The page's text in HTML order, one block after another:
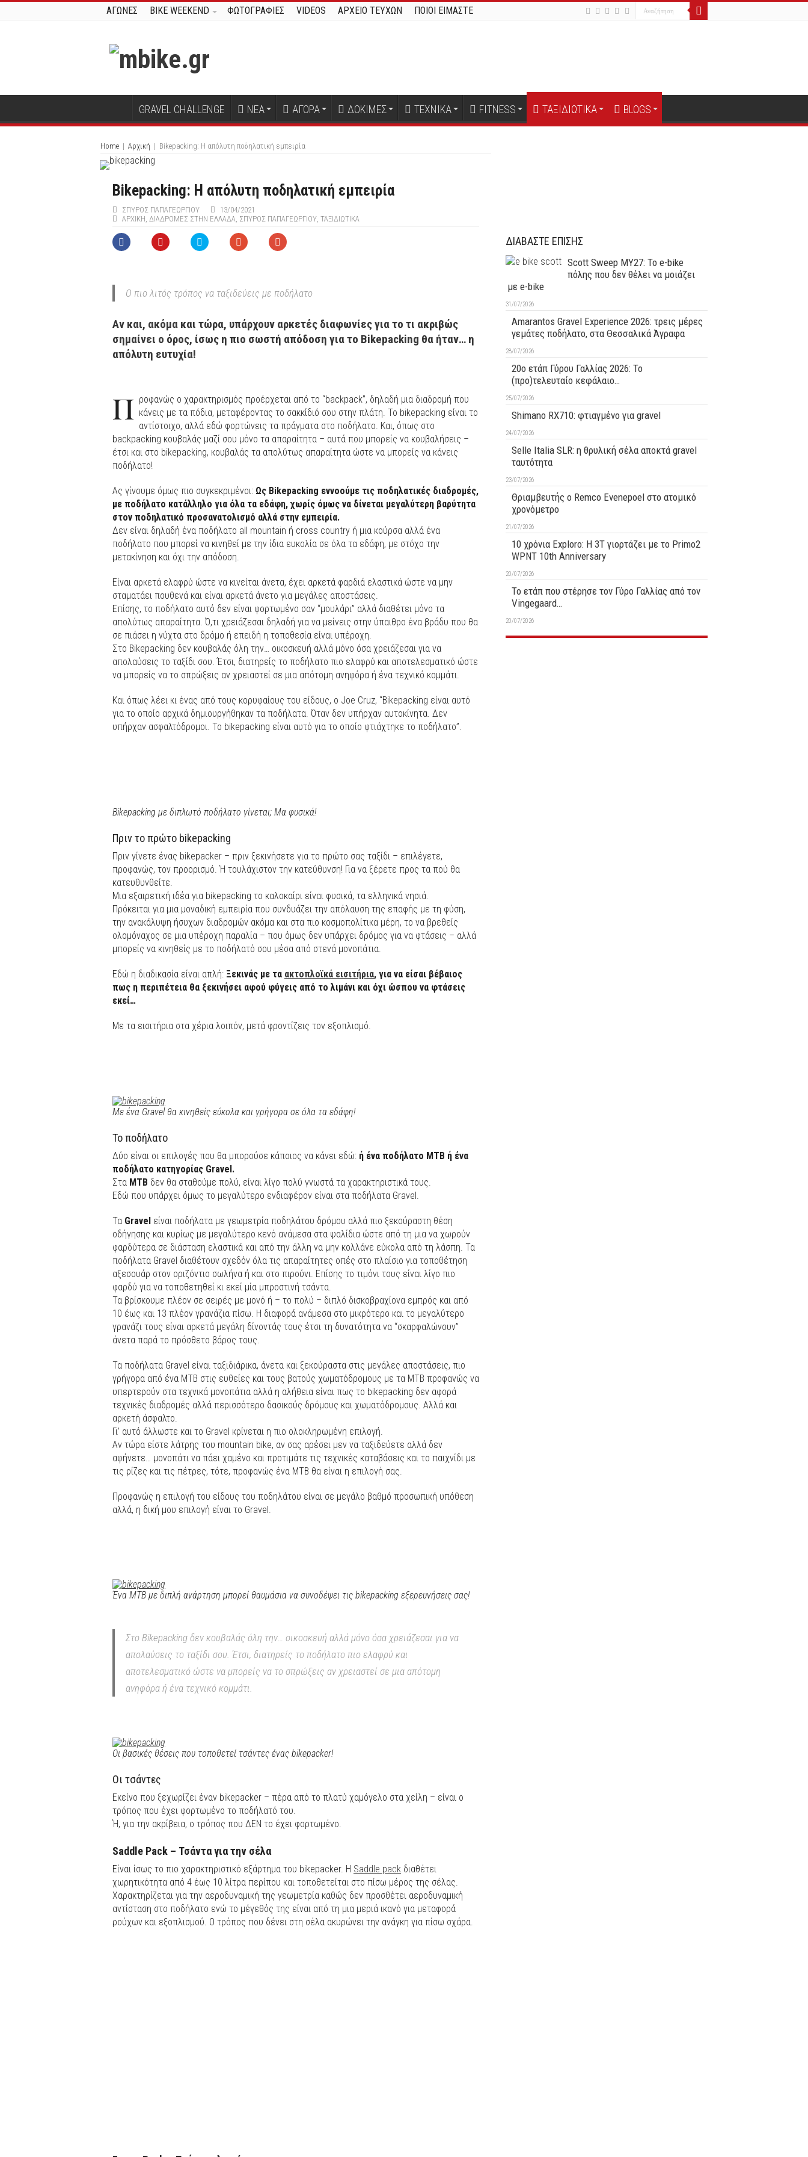
ΑΓΩΝΕΣ BIKE WEEKEND ΦΩΤΟΓΡΑΦΙΕΣ VIDEOS ΑΡΧΕΙΟ ΤΕΥΧΩΝ ΠΟΙΟΙ ΕΙΜΑΣΤΕ
GRAVEL CHALLENGE ΝΕΑ ΑΓΟΡΑ ΔΟΚΙΜΕΣ ΤΕΧΝΙΚΑ FITNESS ΤΑΞΙΔΙΩΤΙΚΑ BLOGS
Home | Αρχική | Bikepacking: H απόλυτη ποδηλατική εμπειρία
Bikepacking: H απόλυτη ποδηλατική εμπειρία
ΣΠΎΡΟΣ ΠΑΠΑΓΕΩΡΓΊΟΥ
13/04/2021
ΑΡΧΙΚΉ ΔΙΑΔΡΟΜΕΣ ΣΤΗΝ ΕΛΛΑΔΑ ΣΠΎΡΟΣ ΠΑΠΑΓΕΩΡΓΊΟΥ ΤΑΞΙΔΙΩΤΙΚΑ
Ο πιο λιτός τρόπος να ταξιδεύεις με ποδήλατο
Αν και, ακόμα και τώρα, υπάρχουν αρκετές διαφωνίες για το τι ακριβώς
σημαίνει ο όρος, ίσως η πιο σωστή απόδοση για το Bikepacking θα ήταν… η
απόλυτη ευτυχία!
Π ροφανώς ο χαρακτηρισμός προέρχεται από το “backpack”, δηλαδή μια διαδρομή που
κάνεις με τα πόδια, μεταφέροντας το σακκίδιό σου στην πλάτη. Το bikepacking είναι το
αντίστοιχο, αλλά εδώ φορτώνεις τα πράγματα στο ποδήλατο. Και, όπως στο
backpacking κουβαλάς μαζί σου μόνο τα απαραίτητα – αυτά που μπορείς να κουβαλήσεις –
έτσι και στο bikepacking, κουβαλάς τα απολύτως απαραίτητα ώστε να μπορείς να κάνεις
ποδήλατο!
Ας γίνουμε όμως πιο συγκεκριμένοι: Ως Bikepacking εννοούμε τις ποδηλατικές διαδρομές,
με ποδήλατο κατάλληλο για όλα τα εδάφη, χωρίς όμως να δίνεται μεγαλύτερη βαρύτητα
στον ποδηλατικό προσανατολισμό αλλά στην εμπειρία.
Δεν είναι δηλαδή ένα ποδήλατο all mountain ή cross country ή μια κούρσα αλλά ένα
ποδήλατο που μπορεί να κινηθεί με την ίδια ευκολία σε όλα τα εδάφη, με στόχο την
μετακίνηση και όχι την απόδοση.
Είναι αρκετά ελαφρύ ώστε να κινείται άνετα, έχει αρκετά φαρδιά ελαστικά ώστε να μην
σταματάει πουθενά και είναι αρκετά άνετο για μεγάλες αποστάσεις.
Επίσης, το ποδήλατο αυτό δεν είναι φορτωμένο σαν “μουλάρι” αλλά διαθέτει μόνο τα
απολύτως απαραίτητα. Ό,τι χρειάζεσαι δηλαδή για να μείνεις στην ύπαιθρο ένα βράδυ που θα
σε πιάσει η νύχτα στο δρόμο ή επειδή η τοποθεσία είναι υπέροχη.
Στο Bikepacking δεν κουβαλάς όλη την… οικοσκευή αλλά μόνο όσα χρειάζεσαι για να
απολαύσεις το ταξίδι σου. Έτσι, διατηρείς το ποδήλατο πιο ελαφρύ και αποτελεσματικό ώστε
να μπορείς να το σπρώξεις αν χρειαστεί σε μια απότομη ανηφόρα ή ένα τεχνικό κομμάτι.
Και όπως λέει κι ένας από τους κορυφαίους του είδους, ο Joe Cruz, “Bikepacking είναι αυτό
για το οποίο αρχικά δημιουργήθηκαν τα ποδήλατα. Όταν δεν υπήρχαν αυτοκίνητα. Δεν
υπήρχαν ασφαλτόδρομοι. Το bikepacking είναι αυτό για το οποίο φτιάχτηκε το ποδήλατο”.
Bikepacking με διπλωτό ποδήλατο γίνεται; Μα φυσικά!
Πριν το πρώτο bikepacking
Πριν γίνετε ένας bikepacker – πριν ξεκινήσετε για το πρώτο σας ταξίδι – επιλέγετε,
προφανώς, τον προορισμό. Ή τουλάχιστον την κατεύθυνση! Για να ξέρετε προς τα πού θα
κατευθυνθείτε.
Μια εξαιρετική ιδέα για bikepacking το καλοκαίρι είναι φυσικά, τα ελληνικά νησιά.
Πρόκειται για μια μοναδική εμπειρία που συνδυάζει την απόλαυση της επαφής με τη φύση,
την ανακάλυψη ήσυχων διαδρομών ακόμα και στα πιο κοσμοπολίτικα μέρη, το να βρεθείς
ολομόναχος σε μια υπέροχη παραλία – που όμως δεν υπάρχει δρόμος για να φτάσεις – αλλά
μπορείς να κινηθείς με το ποδήλατό σου μέσα από στενά μονοπάτια.
Εδώ η διαδικασία είναι απλή: Ξεκινάς με τα ακτοπλοϊκά εισιτήρια, για να είσαι βέβαιος
πως η περιπέτεια θα ξεκινήσει αφού φύγεις από το λιμάνι και όχι ώσπου να φτάσεις
εκεί…
Με τα εισιτήρια στα χέρια λοιπόν, μετά φροντίζεις τον εξοπλισμό.
Με ένα Gravel θα κινηθείς εύκολα και γρήγορα σε όλα τα εδάφη!
Το ποδήλατο
Δύο είναι οι επιλογές που θα μπορούσε κάποιος να κάνει εδώ: ή ένα ποδήλατο ΜΤΒ ή ένα
ποδήλατο κατηγορίας Gravel.
Στα ΜΤΒ δεν θα σταθούμε πολύ, είναι λίγο πολύ γνωστά τα χαρακτηριστικά τους.
Εδώ που υπάρχει όμως το μεγαλύτερο ενδιαφέρον είναι στα ποδήλατα Gravel.
Τα Gravel είναι ποδήλατα με γεωμετρία ποδηλάτου δρόμου αλλά πιο ξεκούραστη θέση
οδήγησης και κυρίως με μεγαλύτερο κενό ανάμεσα στα ψαλίδια ώστε από τη μια να χωρούν
φαρδύτερα σε διάσταση ελαστικά και από την άλλη να μην κολλάνε εύκολα από τη λάσπη. Τα
ποδήλατα Gravel διαθέτουν σχεδόν όλα τις απαραίτητες οπές στο πλαίσιο για τοποθέτηση
αξεσουάρ στον οριζόντιο σωλήνα ή και στο πιρούνι. Επίσης το τιμόνι τους είναι λίγο πιο
φαρδύ για να τοποθετηθεί κι εκεί μία μπροστινή τσάντα.
Τα βρίσκουμε πλέον σε σειρές με μονό ή – το πολύ – διπλό δισκοβραχίονα εμπρός και από
10 έως και 13 πλέον γρανάζια πίσω. Η διαφορά ανάμεσα στο μικρότερο και το μεγαλύτερο
γρανάζι τους είναι αρκετά μεγάλη δίνοντάς τους έτσι τη δυνατότητα να “σκαρφαλώνουν”
άνετα παρά το πρόσθετο βάρος τους.
Τα ποδήλατα Gravel είναι ταξιδιάρικα, άνετα και ξεκούραστα στις μεγάλες αποστάσεις, πιο
γρήγορα από ένα ΜΤΒ στις ευθείες και τους βατούς χωματόδρομους με τα ΜΤΒ προφανώς να
υπερτερούν στα τεχνικά μονοπάτια αλλά η αλήθεια είναι πως το bikepacking δεν αφορά
τεχνικές διαδρομές αλλά περισσότερο δασικούς δρόμους και χωματόδρομους. Αλλά και
αρκετή άσφαλτο.
Γι’ αυτό άλλωστε και το Gravel κρίνεται η πιο ολοκληρωμένη επιλογή.
Αν τώρα είστε λάτρης του mountain bike, αν σας αρέσει μεν να ταξιδεύετε αλλά δεν
αφήνετε… μονοπάτι να πάει χαμένο και προτιμάτε τις τεχνικές καταβάσεις και το παιχνίδι με
τις ρίζες και τις πέτρες, τότε, προφανώς ένα ΜΤΒ θα είναι η επιλογή σας.
Προφανώς η επιλογή του είδους του ποδηλάτου είναι σε μεγάλο βαθμό προσωπική υπόθεση
αλλά, η δική μου επιλογή είναι το Gravel.
Ένα ΜΤΒ με διπλή ανάρτηση μπορεί θαυμάσια να συνοδέψει τις bikepacking εξερευνήσεις σας!
Στο Bikepacking δεν κουβαλάς όλη την… οικοσκευή αλλά μόνο όσα χρειάζεσαι για να
απολαύσεις το ταξίδι σου. Έτσι, διατηρείς το ποδήλατο πιο ελαφρύ και
αποτελεσματικό ώστε να μπορείς να το σπρώξεις αν χρειαστεί σε μια απότομη
ανηφόρα ή ένα τεχνικό κομμάτι.
Oι βασικές θέσεις που τοποθετεί τσάντες ένας bikepacker!
Οι τσάντες
Εκείνο που ξεχωρίζει έναν bikepacker – πέρα από το πλατύ χαμόγελο στα χείλη – είναι ο
τρόπος που έχει φορτωμένο το ποδήλατό του.
Ή, για την ακρίβεια, ο τρόπος που ΔΕΝ το έχει φορτωμένο.
Saddle Pack – Τσάντα για την σέλα
Είναι ίσως το πιο χαρακτηριστικό εξάρτημα του bikepacker. Η Saddle pack διαθέτει
χωρητικότητα από 4 έως 10 λίτρα περίπου και τοποθετείται στο πίσω μέρος της σέλας.
Χαρακτηρίζεται για την αεροδυναμική της γεωμετρία καθώς δεν προσθέτει αεροδυναμική
αντίσταση στο ποδήλατο ενώ το μέγεθός της είναι από τη μια μεριά ικανό για μεταφορά
ρούχων και εξοπλισμού. Ο τρόπος που δένει στη σέλα ακυρώνει την ανάγκη για πίσω σχάρα.
ΔΙΑΒΑΣΤΕ ΕΠΙΣΗΣ
Scott Sweep MY27: Το e-bike
πόλης που δεν θέλει να μοιάζει
με e-bike
31/07/2026
Amarantos Gravel Experience 2026: τρεις μέρες
γεμάτες ποδήλατο, στα Θεσσαλικά Άγραφα
28/07/2026
20ο ετάπ Γύρου Γαλλίας 2026: Το
(προ)τελευταίο κεφάλαιο…
25/07/2026
Shimano RX710: φτιαγμένο για gravel
24/07/2026
Selle Italia SLR: η θρυλική σέλα αποκτά gravel
ταυτότητα
23/07/2026
Θριαμβευτής ο Remco Evenepoel στο ατομικό
χρονόμετρο
21/07/2026
10 χρόνια Exploro: Η 3T γιορτάζει με το Primo2
WPNT 10th Anniversary
20/07/2026
Το ετάπ που στέρησε τον Γύρο Γαλλίας από τον
Vingegaard…
20/07/2026